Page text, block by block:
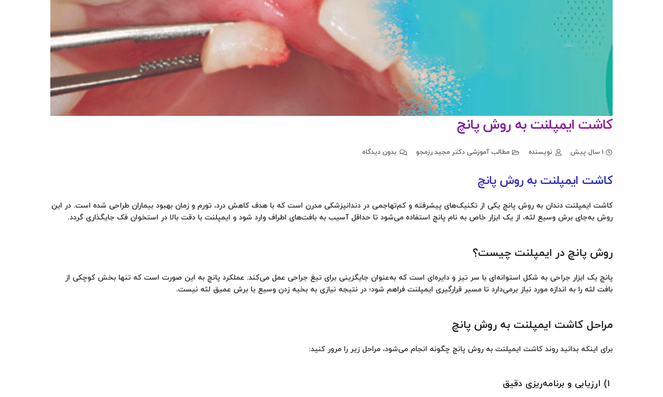
کاشت ایمپلنت به روش پانچ
1 سال پیش نویسنده مطالب آموزشی دکتر مجید رزمجو بدون دیدگاه
کاشت ایمپلنت به روش پانچ
کاشت ایمپلنت دندان به روش پانچ یکی از تکنیک‌های پیشرفته و کم‌تهاجمی در دندانپزشکی مدرن است که با هدف کاهش درد، تورم و زمان بهبود بیماران طراحی شده است. در این
روش به‌جای برش وسیع لثه، از یک ابزار خاص به نام پانچ استفاده می‌شود تا حداقل آسیب به بافت‌های اطراف وارد شود و ایمپلنت با دقت بالا در استخوان فک جایگذاری گردد.
روش پانچ در ایمپلنت چیست؟
پانچ یک ابزار جراحی به شکل استوانه‌ای با سر تیز و دایره‌ای است که به‌عنوان جایگزینی برای تیغ جراحی عمل می‌کند. عملکرد پانچ به این صورت است که تنها بخش کوچکی از
بافت لثه را به اندازه مورد نیاز برمی‌دارد تا مسیر قرارگیری ایمپلنت فراهم شود؛ در نتیجه نیازی به بخیه زدن وسیع یا برش عمیق لثه نیست.
مراحل کاشت ایمپلنت به روش پانچ
برای اینکه بدانید روند کاشت ایمپلنت به روش پانچ چگونه انجام می‌شود، مراحل زیر را مرور کنید: